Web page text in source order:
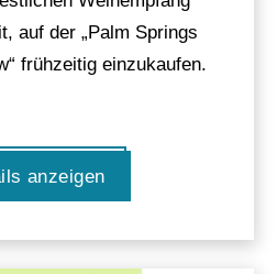
auf der „Palm Springs
frühzeitig einzukaufen.
anzeigen